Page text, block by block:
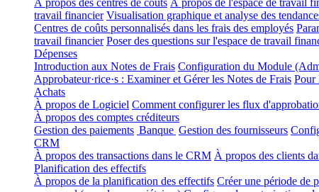
travail financier Visualisation graphique et analyse des
Centres de coûts personnalisés dans les frais des employés
travail financier Poser des questions sur l'espace de travail
Dépenses
Introduction aux Notes de Frais Configuration du Module
Approbateur·rice·s : Examiner et Gérer les Notes de Frais Pour
Achats
À propos de Logiciel Comment configurer les flux
À propos des comptes créditeurs
Gestion des paiements Banque Gestion des fournisseurs
CRM
À propos des transactions dans le CRM À propos des clients
Planification des effectifs
À propos de la planification des effectifs Créer une période de